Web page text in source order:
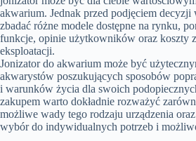
akwarium. Jednak przed podjęciem decyzji
zbadać różne modele dostępne na rynku,
funkcje, opinie użytkowników oraz koszty
eksploatacji.
Jonizator do akwarium może być
akwarystów poszukujących sposobów
i warunków życia dla swoich
zakupem warto dokładnie rozważyć
możliwe wady tego rodzaju urządzenia
wybór do indywidualnych potrzeb i